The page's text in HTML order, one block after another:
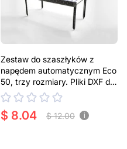
Zestaw do szaszłyków z
napędem automatycznym Eco
50, trzy rozmiary. Pliki DXF do
cięcia laserowego i
plazmowego.
$ 8.04 $ 12.00 i